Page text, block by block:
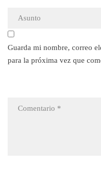
Guarda mi nombre, correo
para la próxima vez que